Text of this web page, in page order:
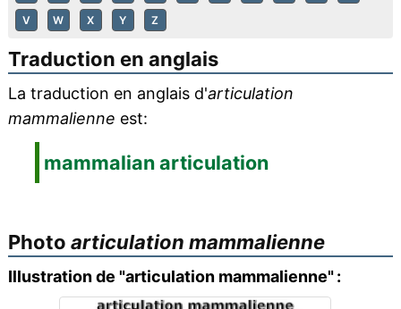
V W X Y Z
Traduction en anglais
La traduction en anglais d'articulation
mammalienne est:
mammalian articulation
Photo articulation mammalienne
Illustration de "articulation mammalienne" :